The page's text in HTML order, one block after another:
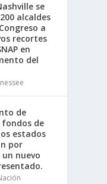
se
alcaldes
a
recortes
en
del
de
de
estados
por
nuevo